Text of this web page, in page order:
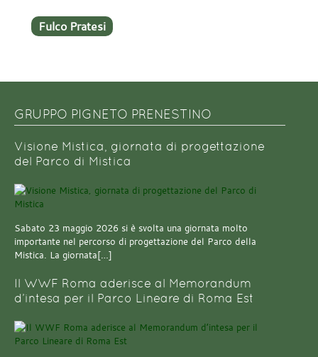
Fulco Pratesi
GRUPPO PIGNETO PRENESTINO
Visione Mistica, giornata di progettazione
del Parco di Mistica
Sabato 23 maggio 2026 si è svolta una giornata molto
importante nel percorso di progettazione del Parco della
Mistica. La giornata[…]
Il WWF Roma aderisce al Memorandum
d’intesa per il Parco Lineare di Roma Est